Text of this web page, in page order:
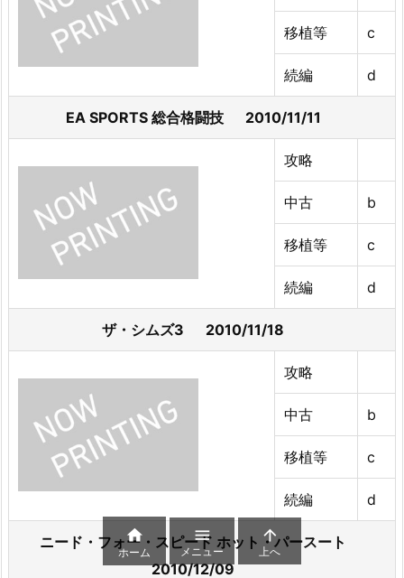
移植等 c
続編 d
EA SPORTS 総合格闘技 2010/11/11
攻略
中古 b
移植等 c
続編 d
ザ・シムズ3 2010/11/18
攻略
中古 b
移植等 c
続編 d
ニード・フォー・スピード ホット・パースート
2010/12/09

ホーム

メニュー

上へ